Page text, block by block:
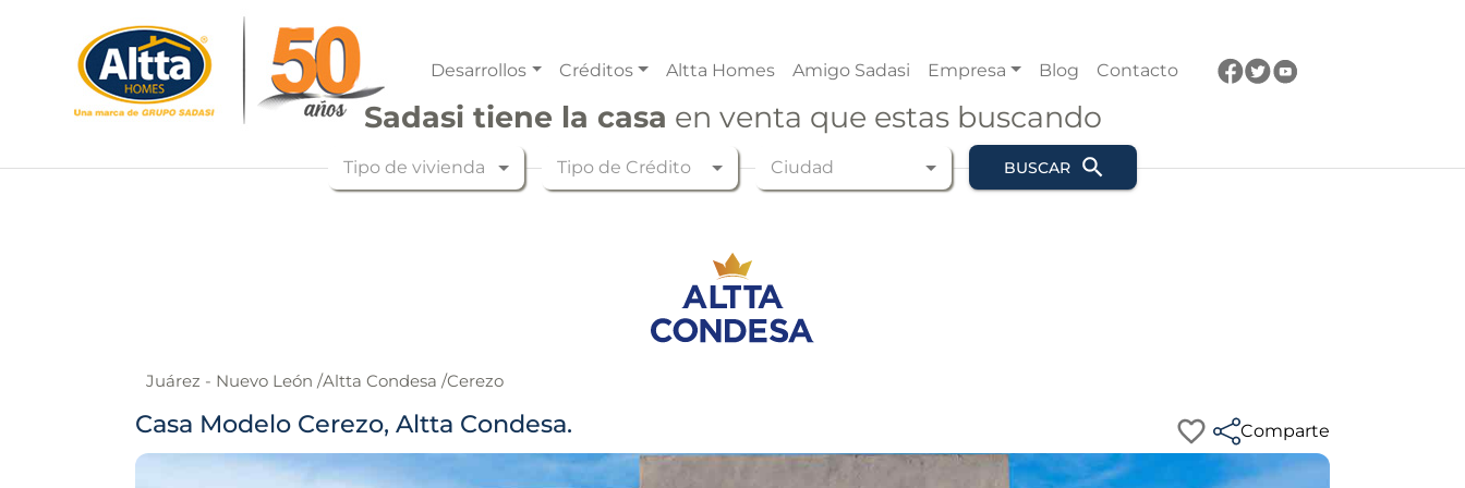
Desarrollos Créditos Altta Homes Amigo Sadasi Empresa Blog Contacto
Sadasi tiene la casa en venta que estas buscando
Tipo de vivienda Tipo de Crédito Ciudad BUSCAR
Juárez - Nuevo León /Altta Condesa /Cerezo
Casa Modelo Cerezo, Altta Condesa. Comparte